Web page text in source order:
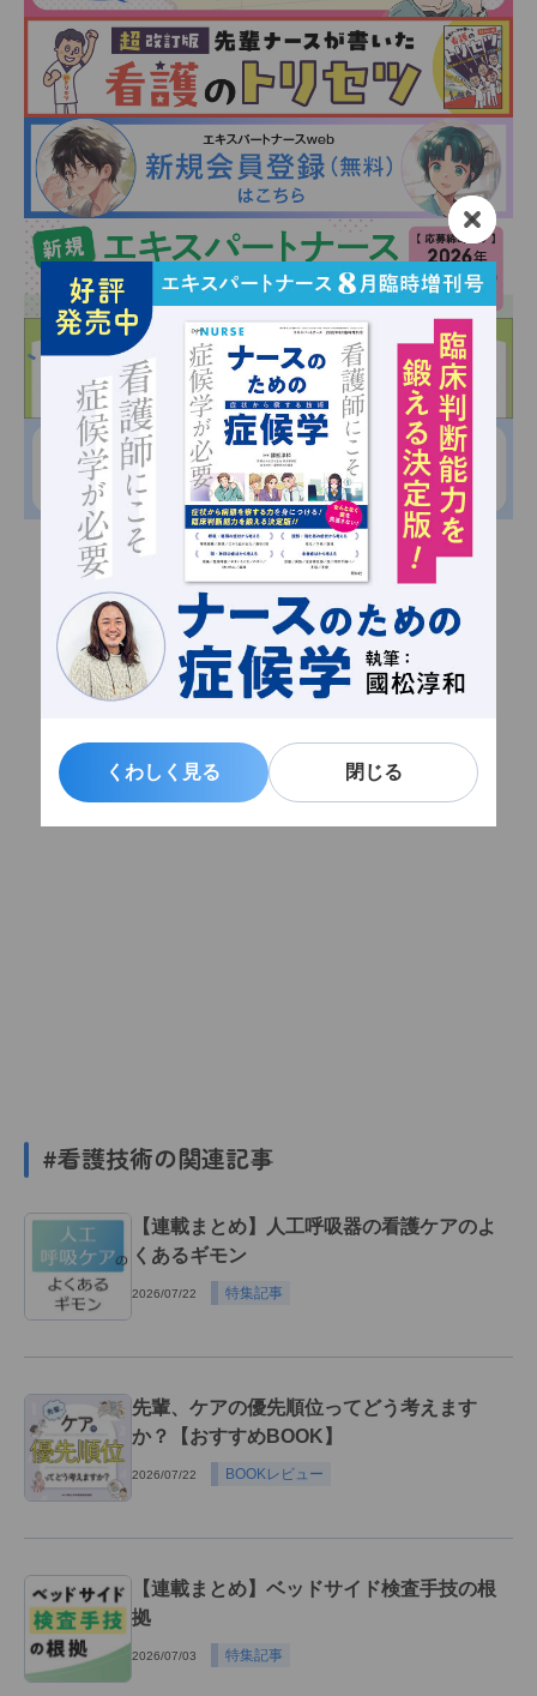
くわしく見る 閉じる
くわしく見る 閉じる
#看護技術の関連記事
【連載まとめ】人工呼吸器の看護ケアのよ
くあるギモン
2026/07/22 特集記事
先輩、ケアの優先順位ってどう考えます
か？【おすすめBOOK】
2026/07/22 BOOKレビュー
【連載まとめ】ベッドサイド検査手技の根
拠
2026/07/03 特集記事